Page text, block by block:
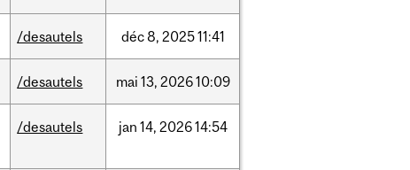
/desautels déc8, 202511:41
/desautels mai 13, 202610:09
/desautels jan 14, 202614:54